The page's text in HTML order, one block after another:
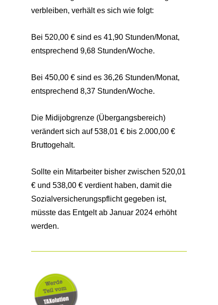
verbleiben, verhält es sich wie folgt:
Bei 520,00 € sind es 41,90 Stunden/Monat,
entsprechend 9,68 Stunden/Woche.
Bei 450,00 € sind es 36,26 Stunden/Monat,
entsprechend 8,37 Stunden/Woche.
Die Midijobgrenze (Übergangsbereich)
verändert sich auf 538,01 € bis 2.000,00 €
Bruttogehalt.
Sollte ein Mitarbeiter bisher zwischen 520,01
€ und 538,00 € verdient haben, damit die
Sozialversicherungspflicht gegeben ist,
müsste das Entgelt ab Januar 2024 erhöht
werden.